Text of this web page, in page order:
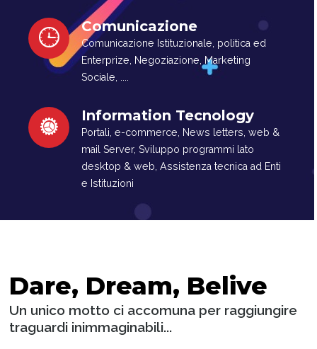
Comunicazione
Comunicazione Istituzionale, politica ed
Enterprize, Negoziazione, Marketing
Sociale, ....
Information Tecnology
Portali, e-commerce, News letters, web &
mail Server, Sviluppo programmi lato
desktop & web, Assistenza tecnica ad Enti
e Istituzioni
Dare, Dream, Belive
Un unico motto ci accomuna per raggiungire
traguardi inimmaginabili...